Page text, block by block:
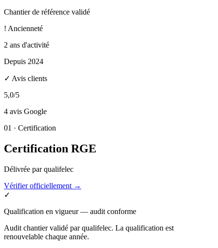
Chantier de référence validé
! Ancienneté
2 ans d'activité
Depuis 2024
✓ Avis clients
5,0/5
4 avis Google
01 · Certification
Certification RGE
Délivrée parqualifelec
Vérifier officiellement →
✓
Qualification en vigueur — audit conforme
Audit chantier validé parqualifelec. La qualification est
renouvelable chaque année.